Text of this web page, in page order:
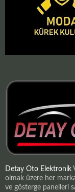
Detay Oto Elektronik
olmak üzere her
ve gösterge panelleri